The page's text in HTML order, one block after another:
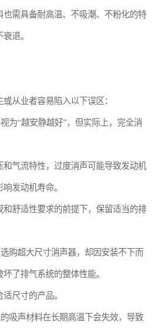
需具备耐高温、不吸潮、不粉化的特
退。
从业者容易陷入以下误区：
为“越安静越好”，但实际上，完全消
气流特性，过度消声可能导致发动机
发动机寿命。
舒适性要求的前提下，保留适当的排
购超大尺寸消声器，却因安装不下而
了排气系统的整体性能。
尺寸的产品。
吸声材料在长期高温下会失效，导致